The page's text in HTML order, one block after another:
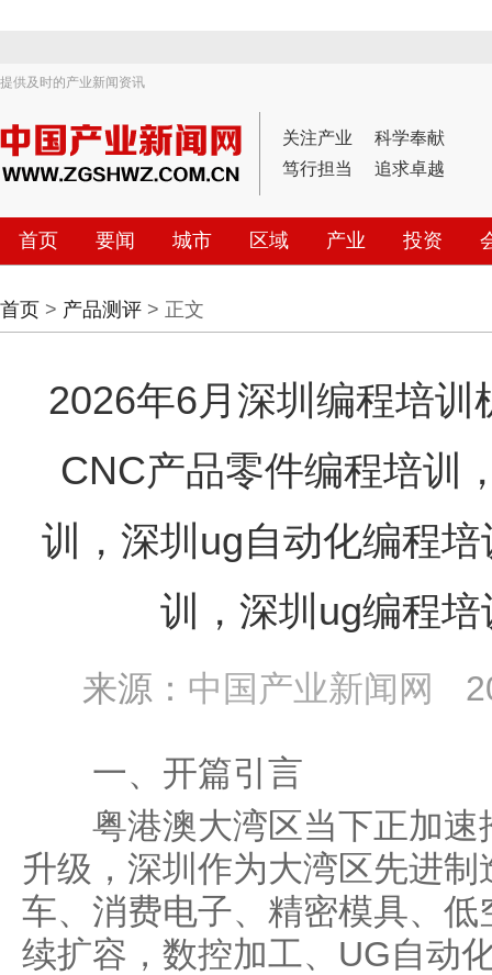
提供及时的产业新闻资讯
关注产业
科学奉献
笃行担当
追求卓越
首页 要闻 城市 区域 产业 投资
首页 > 产品测评 > 正文
2026年6月深圳编程培训
CNC产品零件编程培训
训，深圳ug自动化编程
训，深圳ug编程
来源： 中国产业新闻网
一、开篇引言
粤港澳大湾区当下正加速
升级，深圳作为大湾区先进
车、消费电子、精密模具、
续扩容，数控加工、UG自动